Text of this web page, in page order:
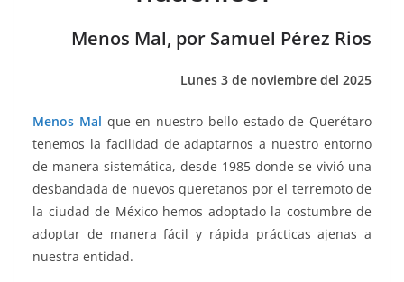
o p er
Menos Mal, por Samuel Pérez Rios
Lunes 3 de noviembre del 2025
Menos Mal que en nuestro bello estado de Querétaro
tenemos la facilidad de adaptarnos a nuestro entorno
de manera sistemática, desde 1985 donde se vivió una
desbandada de nuevos queretanos por el terremoto de
la ciudad de México hemos adoptado la costumbre de
adoptar de manera fácil y rápida prácticas ajenas a
nuestra entidad.